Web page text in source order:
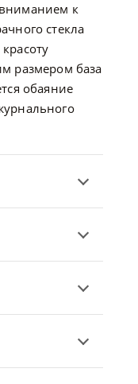
к
стекла
размером база
обаяние